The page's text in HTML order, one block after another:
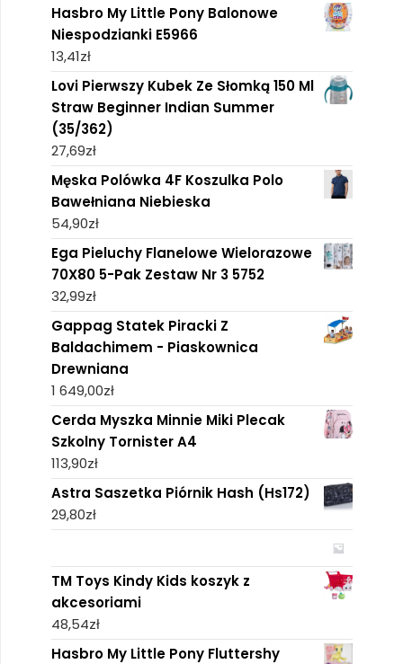
Hasbro My Little Pony Balonowe
Niespodzianki E5966
13,41zł
Lovi Pierwszy Kubek Ze Słomką 150 Ml
Straw Beginner Indian Summer
(35/362)
27,69zł
Męska Polówka 4F Koszulka Polo
Bawełniana Niebieska
54,90zł
Ega Pieluchy Flanelowe Wielorazowe
70X80 5-Pak Zestaw Nr 3 5752
32,99zł
Gappag Statek Piracki Z
Baldachimem - Piaskownica
Drewniana
1 649,00zł
Cerda Myszka Minnie Miki Plecak
Szkolny Tornister A4
113,90zł
Astra Saszetka Piórnik Hash (Hs172)
29,80zł
TM Toys Kindy Kids koszyk z
akcesoriami
48,54zł
Hasbro My Little Pony Fluttershy